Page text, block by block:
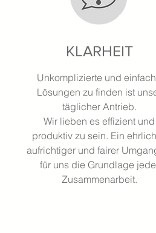
KLARHEIT
Unkomplizierte und
Lösungen zu finden ist
täglicher Antrieb.
Wir lieben es effizient und
produktiv zu sein. Ein
aufrichtiger und fairer
für uns die Grundlage
Zusammenarbeit.